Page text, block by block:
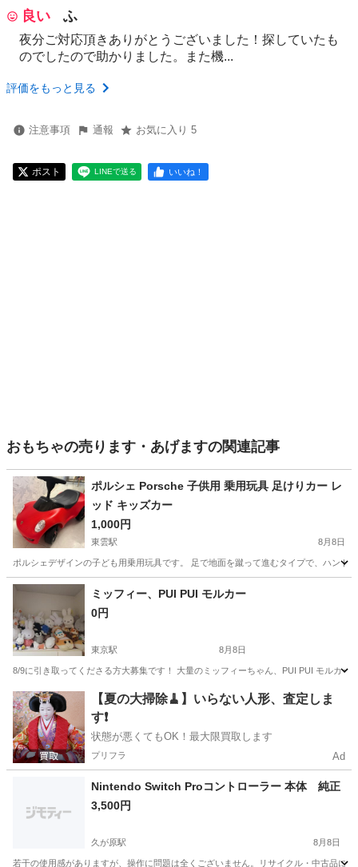
良い ふ
夜分ご対応頂きありがとうございました！探していたも
のでしたので助かりました。また機...
評価をもっと見る
注意事項 通報 お気に入り 5
ポスト LINEで送る いいね！
おもちゃの売ります・あげますの関連記事
ポルシェ Porsche 子供用 乗用玩具 足けりカー レ
ッド キッズカー
1,000円
東雲駅 8月8日
ポルシェデザインの子ども用乗用玩具です。 足で地面を蹴って進むタイプで、ハン
東京 江東区
ミッフィー、PUI PUI モルカー
0円
東京駅 8月8日
8/9に引き取ってくださる方大募集です！ 大量のミッフィーちゃん、PUI PUI モルカ
東京 中央区 東京駅 おもちゃ ミッフィー
【夏の大掃除🧹】いらない人形、査定しま
す❗️
状態が悪くてもOK！最大限買取します
プリフラ Ad
Nintendo Switch Proコントローラー 本体 純正
3,500円
久が原駅 8月8日
若干の使用感がありますが、操作に問題は全くございません。リサイクル・中古品に